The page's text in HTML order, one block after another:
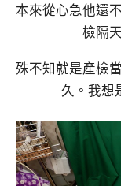
本來從心急他還
檢隔
殊不知就是產檢
久。我想